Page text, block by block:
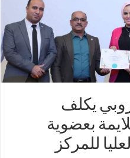
يكلف
بعضوية
للمركز